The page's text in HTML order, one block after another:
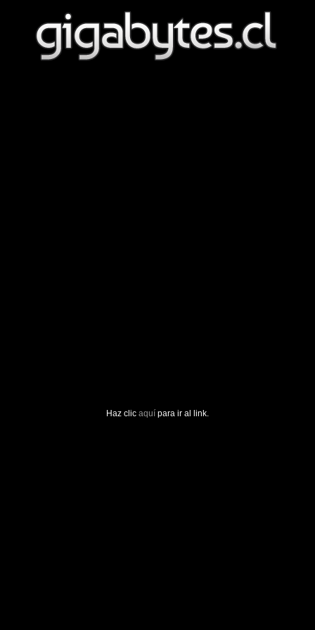
Haz clic aquí para ir al link.